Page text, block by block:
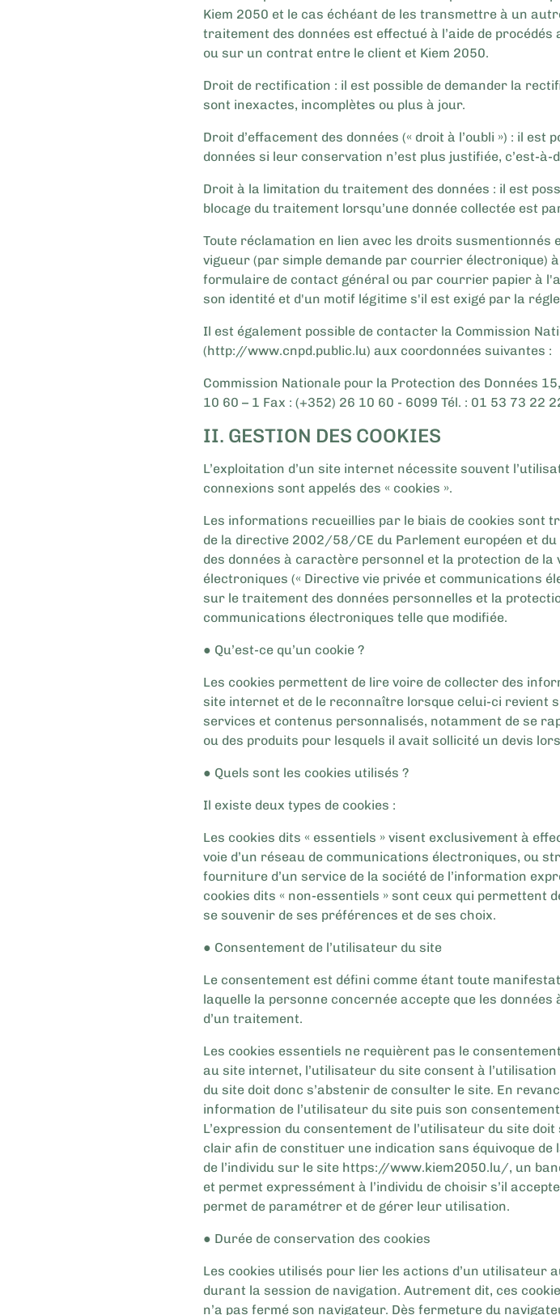
Kiem 2050 et le cas échéant de les transmettre à un
traitement des données est effectué à l’aide de
ou sur un contrat entre le client et Kiem 2050.
Droit de rectification : il est possible de demander la
sont inexactes, incomplètes ou plus à jour.
Droit d’effacement des données (« droit à l’oubli ») : il
données si leur conservation n’est plus justifiée, c’est-à-
Droit à la limitation du traitement des données : il est
blocage du traitement lorsqu’une donnée collectée est
Toute réclamation en lien avec les droits
vigueur (par simple demande par courrier électronique)
formulaire de contact général ou par courrier papier à
son identité et d'un motif légitime s'il est exigé par la
Il est également possible de contacter la Commission
(http://www.cnpd.public.lu) aux coordonnées suivantes :
Commission Nationale pour la Protection des Données
10 60 – 1 Fax : (+352) 26 10 60 - 6099 Tél. : 01 53 73 22
II. GESTION DES COOKIES
L’exploitation d’un site internet nécessite souvent
connexions sont appelés des « cookies ».
Les informations recueillies par le biais de cookies sont
de la directive 2002/58/CE du Parlement européen et
des données à caractère personnel et la protection de
électroniques (« Directive vie privée et communications
sur le traitement des données personnelles et la
communications électroniques telle que modifiée.
● Qu’est-ce qu’un cookie ?
Les cookies permettent de lire voire de collecter des
site internet et de le reconnaître lorsque celui-ci revient
services et contenus personnalisés, notamment de se
ou des produits pour lesquels il avait sollicité un devis
● Quels sont les cookies utilisés ?
Il existe deux types de cookies :
Les cookies dits « essentiels » visent exclusivement à
voie d’un réseau de communications électroniques, ou
fourniture d’un service de la société de l’information
cookies dits « non-essentiels » sont ceux qui permettent
se souvenir de ses préférences et de ses choix.
● Consentement de l’utilisateur du site
Le consentement est défini comme étant toute
laquelle la personne concernée accepte que les
d’un traitement.
Les cookies essentiels ne requièrent pas le
au site internet, l’utilisateur du site consent à
du site doit donc s’abstenir de consulter le site. En
information de l’utilisateur du site puis son
L’expression du consentement de l’utilisateur du site
clair afin de constituer une indication sans équivoque de
de l’individu sur le site https://www.kiem2050.lu/, un
et permet expressément à l’individu de choisir s’il
permet de paramétrer et de gérer leur utilisation.
● Durée de conservation des cookies
Les cookies utilisés pour lier les actions d’un utilisateur
durant la session de navigation. Autrement dit, ces
n’a pas fermé son navigateur. Dès fermeture du